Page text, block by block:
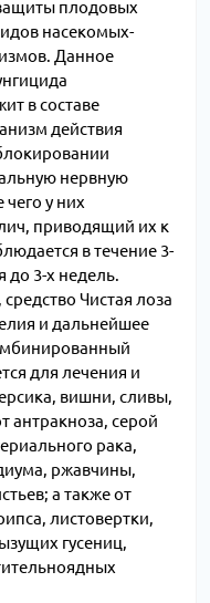
плодовых
насекомых-
Данное
в составе
действия
нервную
чего у них
приводящий их к
в течение 3-
до 3-х недель.
Чистая лоза
и дальнейшее
для лечения и
вишни, сливы,
антракноза, серой
рака,
ржавчины,
а также от
листовертки,
гусениц,